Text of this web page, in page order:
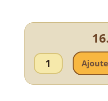
quantité
Baume
Actif
Propolis